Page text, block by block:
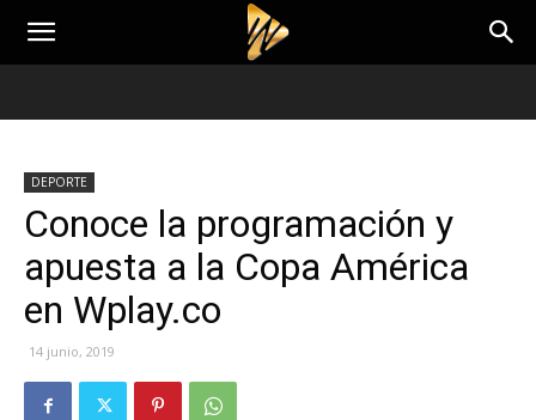
DEPORTE
Conoce la programación y
apuesta a la Copa América
en Wplay.co
14 junio, 2019